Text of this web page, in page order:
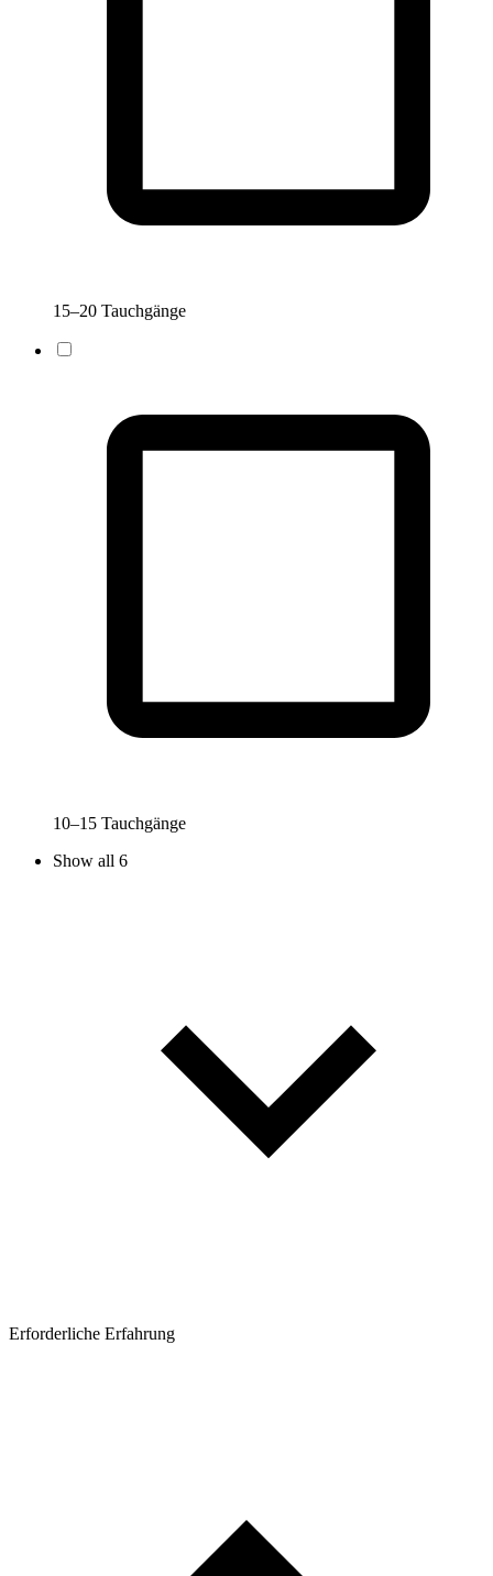
15–20 Tauchgänge
10–15 Tauchgänge
Show all 6
Erforderliche Erfahrung